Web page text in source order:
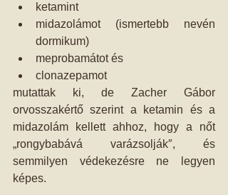
ketamint
midazolámot (ismertebb nevén
dormikum)
meprobamátot és
clonazepamot
mutattak ki, de Zacher Gábor
orvosszakértő szerint a ketamin és a
midazolám kellett ahhoz, hogy a nőt
„rongybabává varázsolják″, és
semmilyen védekezésre ne legyen
képes.